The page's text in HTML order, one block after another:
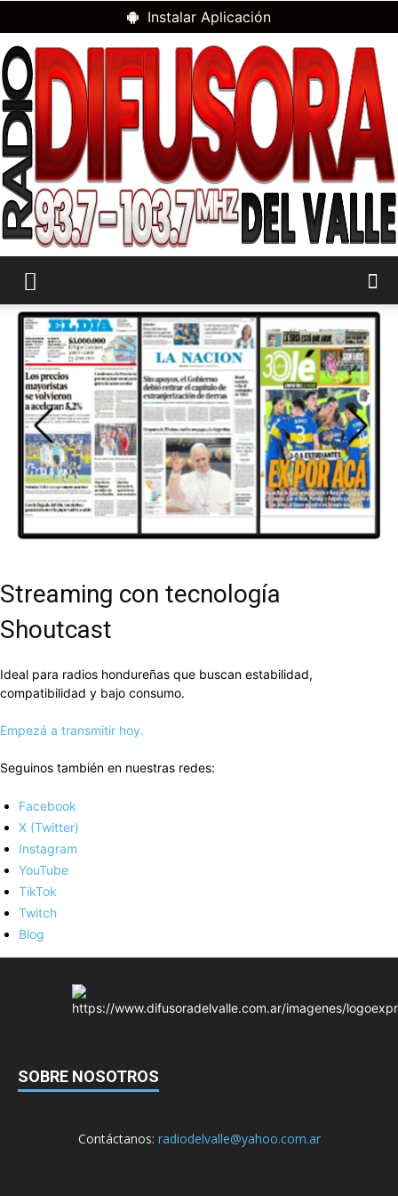
Instalar Aplicación
DIFUSORA
DEL
VALLE
Streaming con tecnología
Shoutcast
Ideal para radios hondureñas que buscan estabilidad,
compatibilidad y bajo consumo.
Empezá a transmitir hoy.
Seguinos también en nuestras redes:
Facebook
X (Twitter)
Instagram
YouTube
TikTok
Twitch
Blog
SOBRE NOSOTROS
Contáctanos: radiodelvalle@yahoo.com.ar